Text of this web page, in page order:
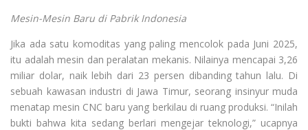
Mesin-Mesin Baru di Pabrik Indonesia
Jika ada satu komoditas yang paling mencolok pada Juni 2025,
itu adalah mesin dan peralatan mekanis. Nilainya mencapai 3,26
miliar dolar, naik lebih dari 23 persen dibanding tahun lalu. Di
sebuah kawasan industri di Jawa Timur, seorang insinyur muda
menatap mesin CNC baru yang berkilau di ruang produksi. “Inilah
bukti bahwa kita sedang berlari mengejar teknologi,” ucapnya